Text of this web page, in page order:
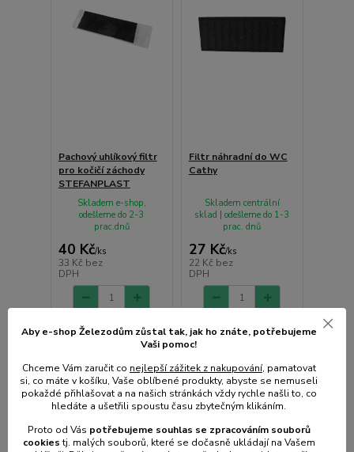
Pachový uhlíkový filtr
pro kočičí záchody
STEFANPLAST
40 Kč/ks
33 Kč bez
DPH
Skladem e-shop,
odešleme do 2-3
prac.dnů
Přidat do košíku
Filtr náhradní do WC
Cathy
27 Kč/ks
22 Kč bez
DPH
Skladem centrální
sklad | odešleme do 1-3
prac. dnů
Aby e-shop Železodům zůstal tak, jak ho znáte, potřebujeme
Vaši pomoc!
Chceme Vám zaručit co nejlepší zážitek z nakupování, pamatovat
si, co máte v košíku, Vaše oblíbené produkty, abyste se nemuseli
pokaždé přihlašovat a na našich stránkách vždy rychle našli to, co
hledáte a ušetřili spoustu času zbytečným klikáním.
Proto od Vás potřebujeme souhlas se zpracováním souborů
cookiestj. malých souborů, které se dočasně ukládají na Vašem